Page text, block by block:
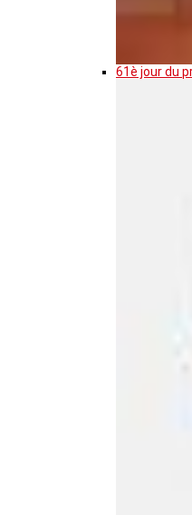
61è jour du